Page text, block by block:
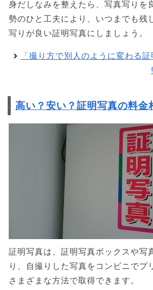
身だしなみを整えたら、写真写りを
勢のひと工夫により、いつまでも残
写りが良い証明写真にしましょう。
「撮り方で別人のように変わる
高い？安い？証明写真の料金
証明写真は、証明写真ボックスや写
り、自撮りした写真をコンビニでプ
さまざまな方法で取得できます。